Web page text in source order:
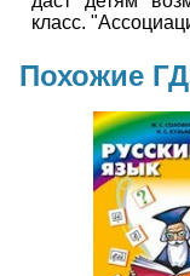
класс.
Похожие
4